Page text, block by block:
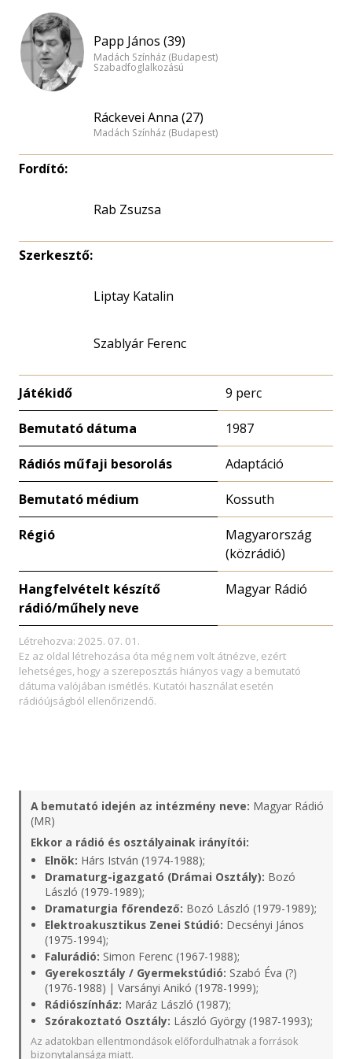
Papp János (39)
Madách Színház (Budapest)
Szabadfoglalkozású
Ráckevei Anna (27)
Madách Színház (Budapest)
Fordító:
Rab Zsuzsa
Szerkesztő:
Liptay Katalin
Szablyár Ferenc
Játékidő 9 perc
Bemutató dátuma 1987
Rádiós műfaji besorolás Adaptáció
Bemutató médium Kossuth
Régió
Magyarország
(közrádió)
Hangfelvételt készítő
rádió/műhely neve
Magyar Rádió
Létrehozva: 2025. 07. 01.
Ez az oldal létrehozása óta még nem volt átnézve, ezért
lehetséges, hogy a szereposztás hiányos vagy a bemutató
dátuma valójában ismétlés. Kutatói használat esetén
rádióújságból ellenőrizendő.
A bemutató idején az intézmény neve: Magyar Rádió
(MR)
Ekkor a rádió és osztályainak irányítói:
Elnök: Hárs István (1974-1988);
Dramaturg-igazgató (Drámai Osztály): Bozó
László (1979-1989);
Dramaturgia főrendező: Bozó László (1979-1989);
Elektroakusztikus Zenei Stúdió: Decsényi János
(1975-1994);
Falurádió: Simon Ferenc (1967-1988);
Gyerekosztály / Gyermekstúdió: Szabó Éva (?)
(1976-1988) | Varsányi Anikó (1978-1999);
Rádiószínház: Maráz László (1987);
Szórakoztató Osztály: László György (1987-1993);
Az adatokban ellentmondások előfordulhatnak a források
bizonytalansága miatt.